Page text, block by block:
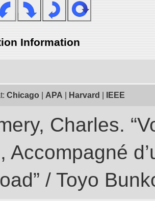
Information
Chicago APA Harvard IEEE
Charles.
Accompagné
/ Toyo